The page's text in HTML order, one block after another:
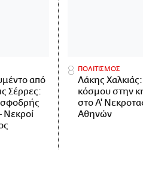
από
Σέρρες:
σφοδρής
Νεκροί
ΠΟΛΙΤΙΣΜΟΣ
Λάκης
κόσμου στην
στο Α'
Αθηνών